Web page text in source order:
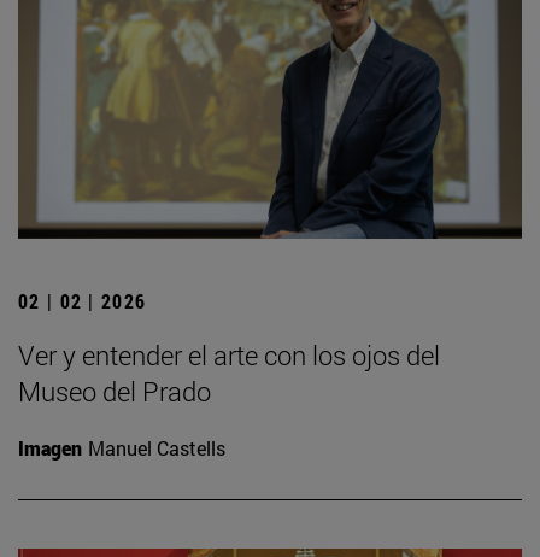
02 | 02 | 2026
Ver y entender el arte con los ojos del
Museo del Prado
Imagen Manuel Castells